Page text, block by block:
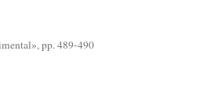
pp. 489-490